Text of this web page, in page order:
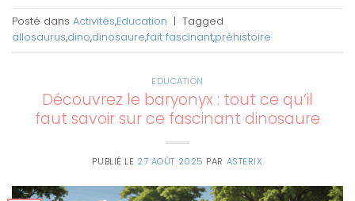
Posté dans Activités,Education
Tagged
allosaurus,dino,dinosaure,fait fascinant,préhistoire
EDUCATION
Découvrez le baryonyx : tout ce qu’il
faut savoir sur ce fascinant dinosaure
PUBLIÉ LE 27 AOÛT 2025 PAR ASTERIX